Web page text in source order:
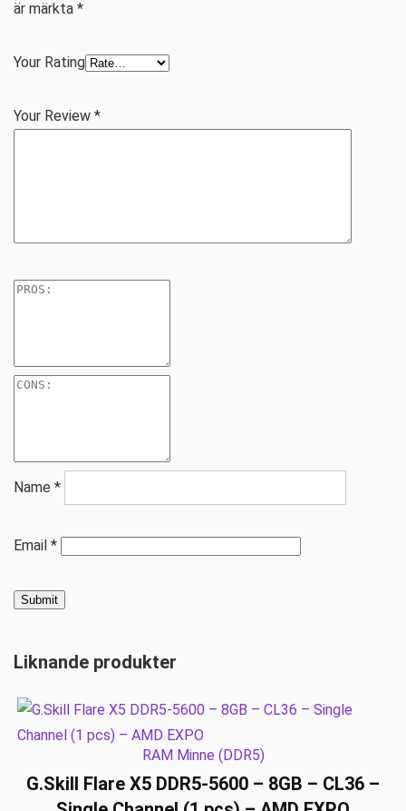
är märkta *
Your Rating
Your Review *
Name *
Email *
Liknande produkter
RAM Minne (DDR5)
G.Skill Flare X5 DDR5-5600 – 8GB – CL36 –